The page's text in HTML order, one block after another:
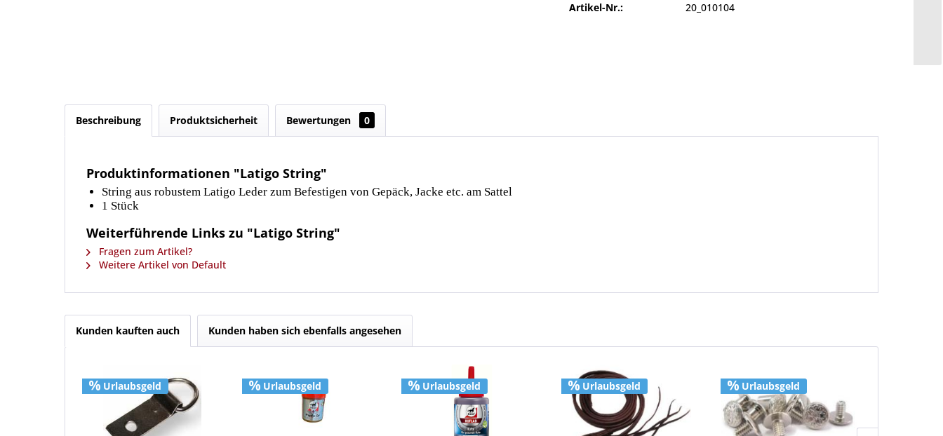
Artikel-Nr.: 20_010104
Beschreibung Produktsicherheit Bewertungen 0
Produktinformationen "Latigo String"
String aus robustem Latigo Leder zum Befestigen von Gepäck, Jacke etc. am Sattel
1 Stück
Weiterführende Links zu "Latigo String"
Fragen zum Artikel?
Weitere Artikel von Default
Kunden kauften auch Kunden haben sich ebenfalls angesehen
Urlaubsgeld Urlaubsgeld Urlaubsgeld Urlaubsgeld Urlaubsgeld